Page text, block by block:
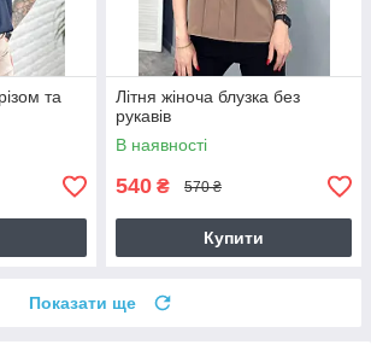
та
Літня жіноча блузка без
рукавів
В наявності
540 ₴ 570 ₴
Купити
Показати ще